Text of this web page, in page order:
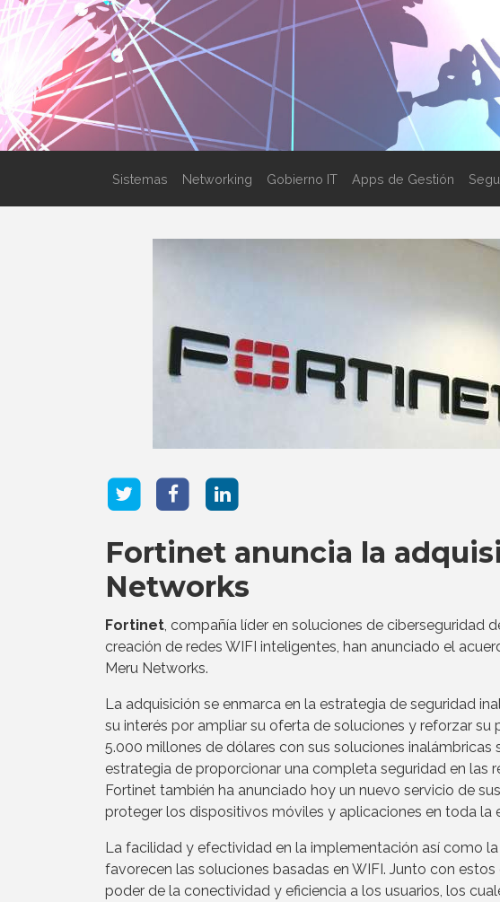
Sistemas Networking Gobierno IT Apps de Gestión
Fortinet anuncia la
Networks
Fortinet , compañía líder en soluciones de ciberseguridad
creación de redes WIFI inteligentes, han anunciado el
Meru Networks.
La adquisición se enmarca en la estrategia de seguridad
su interés por ampliar su oferta de soluciones y reforzar
5.000 millones de dólares con sus soluciones inalámbricas
estrategia de proporcionar una completa seguridad en las
Fortinet también ha anunciado hoy un nuevo servicio de
proteger los dispositivos móviles y aplicaciones en toda la
La facilidad y efectividad en la implementación así como
favorecen las soluciones basadas en WIFI. Junto con
poder de la conectividad y eficiencia a los usuarios, los